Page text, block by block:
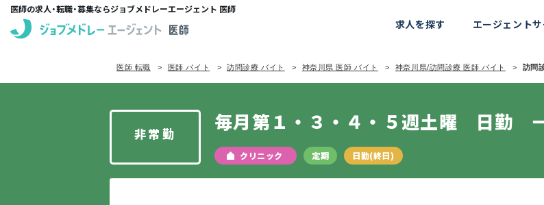
医師の求人・転職・募集ならジョブメドレーエージェント 医師
求人を探す エージェント
医師 転職 医師 バイト 訪問診療 バイト 神奈川県 医師 バイト 神奈川県/訪問診療 医師 バイト 訪問
非常勤 毎月第１・３・４・５週土曜 日勤
クリニック 定期 日勤(終日)